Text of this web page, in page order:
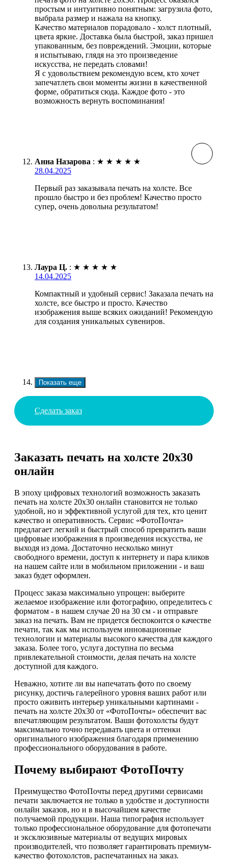
простым и интуитивно понятным: загрузила фото,
выбрала размер и нажала на кнопку.
Качество материалов порадовало - холст плотный,
цвета яркие. Доставка была быстрой, заказ пришел
упакованным, без повреждений. Эмоции, которые
я испытываю, глядя на это произведение
искусства, не передать словами!
Я с удовольствием рекомендую всем, кто хочет
запечатлеть свои моменты жизни в качественной
форме, обратиться сюда. Каждое фото - это
возможность вернуть воспоминания!
Анна Назарова : ★ ★ ★ ★ ★
28.04.2025
Первый раз заказывала печать на холсте. Все
прошло быстро и без проблем! Качество просто
супер, очень довольна результатом!
Лаура Ц. : ★ ★ ★ ★ ★
14.04.2025
Компактный и удобный сервис! Заказала печать на
холсте, все быстро и просто. Качество
изображения выше всяких ожиданий! Рекомендую
для создания уникальных сувениров.
Показать еще
Сделать заказ
Заказать печать на холсте 20х30
онлайн
В эпоху цифровых технологий возможность заказать
печать на холсте 20х30 онлайн становится не только
удобной, но и эффективной услугой для тех, кто ценит
качество и оперативность. Сервис «ФотоПочта»
предлагает легкий и быстрый способ превратить ваши
цифровые изображения в произведения искусства, не
выходя из дома. Достаточно несколько минут
свободного времени, доступ к интернету и пара кликов
на нашем сайте или в мобильном приложении - и ваш
заказ будет оформлен.
Процесс заказа максимально упрощен: выберите
желаемое изображение или фотографию, определитесь с
форматом - в нашем случае 20 на 30 см - и отправьте
заказ на печать. Вам не придется беспокоится о качестве
печати, так как мы используем инновационные
технологии и материалы высокого качества для каждого
заказа. Более того, услуга доступна по весьма
привлекательной стоимости, делая печать на холсте
доступной для каждого.
Неважно, хотите ли вы напечатать фото по своему
рисунку, достичь галерейного уровня ваших работ или
просто оживить интерьер уникальными картинами -
печать на холсте 20х30 от «ФотоПочты» обеспечит вас
впечатляющим результатом. Ваши фотохолсты будут
максимально точно передавать цвета и оттенки
оригинального изображения благодаря применению
профессионального оборудования в работе.
Почему выбирают ФотоПочту
Преимущество ФотоПочты перед другими сервисами
печати заключается не только в удобстве и доступности
онлайн заказов, но и в высочайшем качестве
получаемой продукции. Наша типография использует
только профессиональное оборудование для фотопечати
и эксклюзивные материалы от ведущих мировых
производителей, что позволяет гарантировать премиум-
качество фотохолстов, распечатанных на заказ.